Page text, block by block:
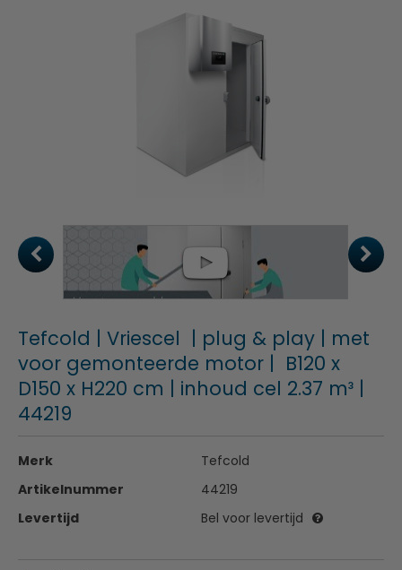
Tefcold | Vriescel | plug & play | met
voor gemonteerde motor | B120 x
D150 x H220 cm | inhoud cel 2.37 m³ |
44219
Merk
Tefcold
Artikelnummer
44219
Levertijd
Bel voor levertijd